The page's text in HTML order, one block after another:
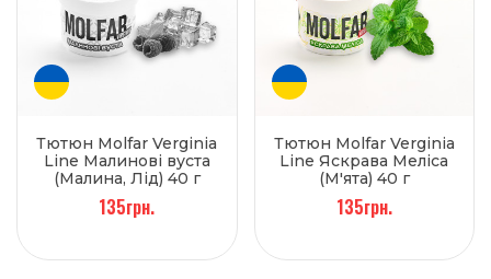
Тютюн Molfar Verginia
Line Малинові вуста
(Малина, Лід) 40 г
135грн.
Тютюн Molfar Verginia
Line Яскрава Меліса
(М'ята) 40 г
135грн.